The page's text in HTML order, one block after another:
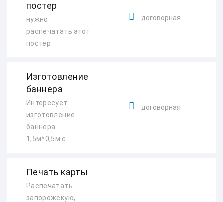
постер
нужно
распечатать этот
постер
договорная
Изготовление
баннера
Интересует
изготовление
баннера
1,5м*0,5м с
договорная
Печать карты
Распечатать
запорожскую,